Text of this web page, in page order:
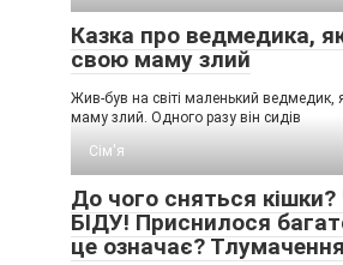
Казка про ведмедика,
свою маму злий
Жив-був на світі маленький
маму злий. Одного разу він сидів
Сім'я
До чого сняться
БІДУ! Приснилося
це означає?